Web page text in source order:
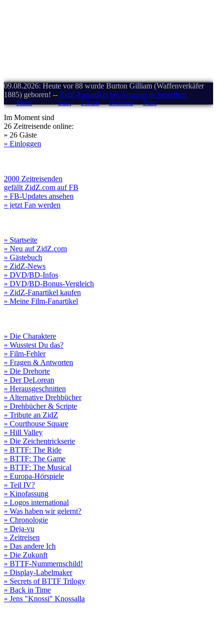
09.08.2026: Heute vor 88 wurde Burton Gilliam (Waffenverkäfer
1885) geboren! -- ZidZ-Fanartikel bei Amazon.de bestellen!
Menü Start Forum Drehorte Stars
Im Moment sind
26 Zeitreisende online:
» 26 Gäste
» Einloggen
2000 Zeitreisenden
gefällt ZidZ.com auf FB
» FB-Updates ansehen
» jetzt Fan werden
» Startseite
» Neu auf ZidZ.com
» Gästebuch
» ZidZ-News
» DVD/BD-Infos
» DVD/BD-Bonus-Vergleich
» ZidZ-Fanartikel kaufen
» Meine Film-Fanartikel
» Die Charaktere
» Wusstest Du das?
» Film-Fehler
» Fragen & Antworten
» Die Drehorte
» Der DeLorean
» Herausgeschnitten
» Alternative Drehbücher
» Drehbücher & Scripte
» Tribute an ZidZ
» Courthouse Square
» Hill Valley
» Die Zeichentrickserie
» BTTF: The Ride
» BTTF: The Game
» BTTF: The Musical
» Europa-Hörspiele
» Teil IV?
» Kinofassung
» Logos international
» Was haben wir gelernt?
» Chronologie
» Deja-vu
» Zeitreisen
» Das andere Ich
» Die Zukunft
» BTTF-Nummernschild!
» Display-Labelmaker
» Secrets of BTTF Trilogy
» Back in Time
» Jens "Knossi" Knossalla